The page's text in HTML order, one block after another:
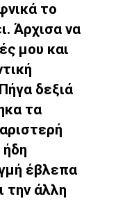
το
Άρχισα να
μου και
δεξιά
τα
ήδη
έβλεπα
την άλλη